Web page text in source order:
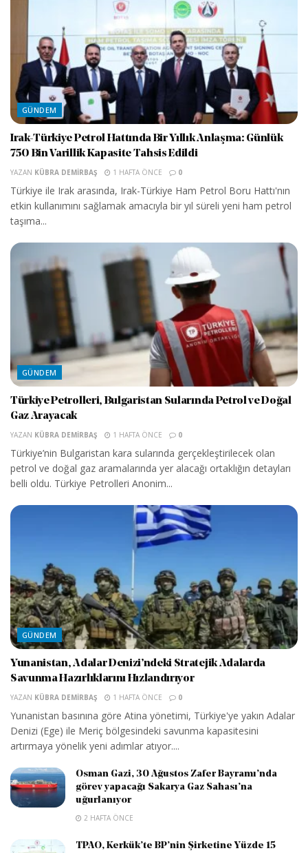
GÜNDEM
Irak-Türkiye Petrol Hattında Bir Yıllık Anlaşma: Günlük
750 Bin Varillik Kapasite Tahsis Edildi
YAZAN KÜBRA DEMIRBAŞ 1 HAFTA ÖNCE 0
Türkiye ile Irak arasında, Irak-Türkiye Ham Petrol Boru Hattı'nın
etkin kullanımını sağlamak amacıyla bir yıl süreli yeni ham petrol
taşıma...
GÜNDEM
Türkiye Petrolleri, Bulgaristan Sularında Petrol ve Doğal
Gaz Arayacak
YAZAN KÜBRA DEMIRBAŞ 1 HAFTA ÖNCE 0
Türkiye’nin Bulgaristan kara sularında gerçekleştirilecek olan
petrol ve doğal gaz aramalarında yer alacağı ortaklığın detayları
belli oldu. Türkiye Petrolleri Anonim...
GÜNDEM
Yunanistan, Adalar Denizi’ndeki Stratejik Adalarda
Savunma Hazırlıklarını Hızlandırıyor
YAZAN KÜBRA DEMIRBAŞ 1 HAFTA ÖNCE 0
Yunanistan basınına göre Atina yönetimi, Türkiye'ye yakın Adalar
Denizi (Ege) ile Meriç bölgesindeki savunma kapasitesini
artırmaya yönelik yeni adımlar atıyor....
Osman Gazi, 30 Ağustos Zafer Bayramı’nda
görev yapacağı Sakarya Gaz Sahası’na
uğurlanıyor
2 HAFTA ÖNCE
TPAO, Kerkük’te BP’nin Şirketine Yüzde 15